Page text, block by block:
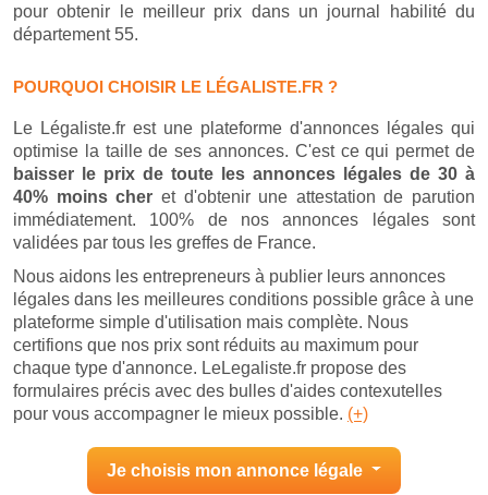
pour obtenir le meilleur prix dans un journal habilité du
département 55.
POURQUOI CHOISIR LE LÉGALISTE.FR ?
Le Légaliste.fr est une plateforme d'annonces légales qui
optimise la taille de ses annonces. C'est ce qui permet de
baisser le prix de toute les annonces légales de 30 à
40% moins cher et d'obtenir une attestation de parution
immédiatement. 100% de nos annonces légales sont
validées par tous les greffes de France.
Nous aidons les entrepreneurs à publier leurs annonces
légales dans les meilleures conditions possible grâce à une
plateforme simple d'utilisation mais complète. Nous
certifions que nos prix sont réduits au maximum pour
chaque type d'annonce. LeLegaliste.fr propose des
formulaires précis avec des bulles d'aides contexutelles
pour vous accompagner le mieux possible. (+)
Je choisis mon annonce légale